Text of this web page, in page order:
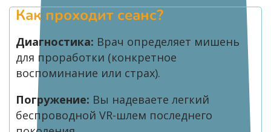
Как проходит сеанс?
Диагностика: Врач определяет мишень
для проработки (конкретное
воспоминание или страх).
Погружение: Вы надеваете легкий
беспроводной VR-шлем последнего